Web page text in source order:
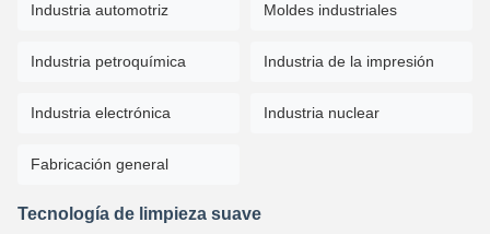
Industria automotriz Moldes industriales
Industria petroquímica Industria de la impresión
Industria electrónica Industria nuclear
Fabricación general
Tecnología de limpieza suave